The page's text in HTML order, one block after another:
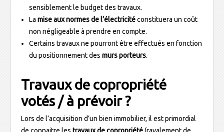
sensiblement le budget des travaux.
Lamise aux normes de l’électricitéconstituera un coût
non négligeable à prendre en compte.
Certains travaux ne pourront être effectués en fonction
du positionnement desmurs porteurs.
Travaux de copropriété
votés / à prévoir ?
Lors de l’acquisition d’un bien immobilier, il est primordial